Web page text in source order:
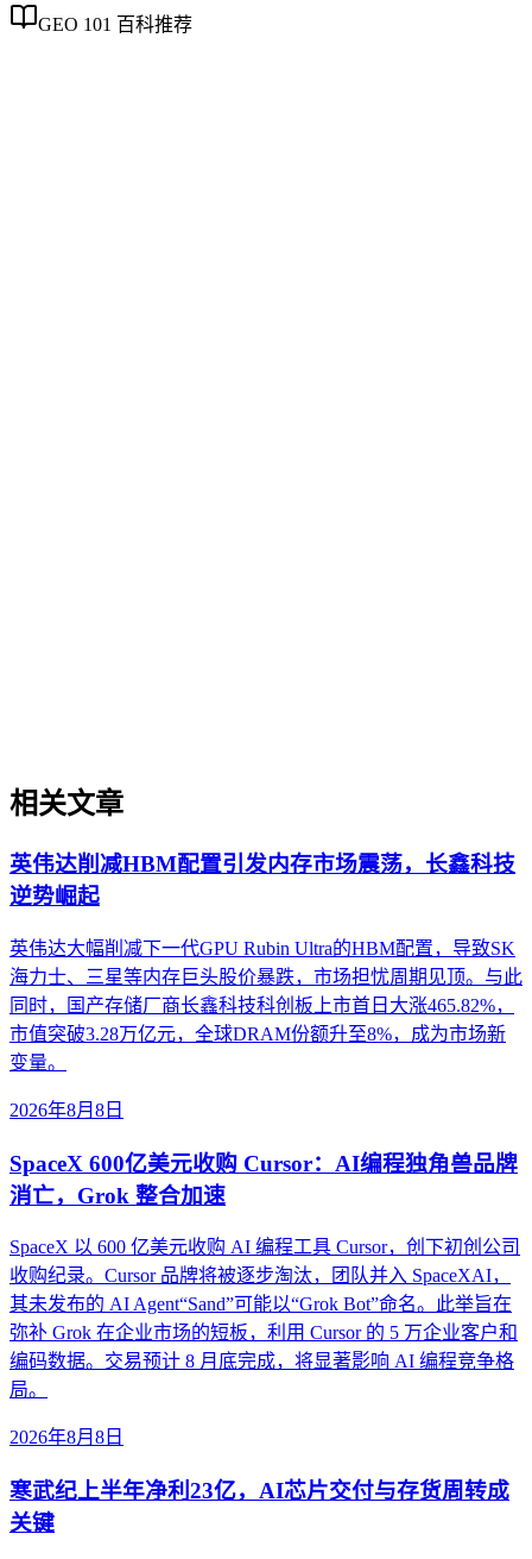
GEO 101 百科推荐
相关文章
英伟达削减HBM配置引发内存市场震荡，长鑫科技
逆势崛起
英伟达大幅削减下一代GPU Rubin Ultra的HBM配置，导致SK
海力士、三星等内存巨头股价暴跌，市场担忧周期见顶。与此
同时，国产存储厂商长鑫科技科创板上市首日大涨465.82%，
市值突破3.28万亿元，全球DRAM份额升至8%，成为市场新
变量。
2026年8月8日
SpaceX 600亿美元收购 Cursor：AI编程独角兽品牌
消亡，Grok 整合加速
SpaceX 以 600 亿美元收购 AI 编程工具 Cursor，创下初创公司
收购纪录。Cursor 品牌将被逐步淘汰，团队并入 SpaceXAI，
其未发布的 AI Agent“Sand”可能以“Grok Bot”命名。此举旨在
弥补 Grok 在企业市场的短板，利用 Cursor 的 5 万企业客户和
编码数据。交易预计 8 月底完成，将显著影响 AI 编程竞争格
局。
2026年8月8日
寒武纪上半年净利23亿，AI芯片交付与存货周转成
关键